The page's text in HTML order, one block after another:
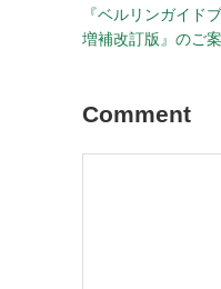
『ベルリンガイド
増補改訂版』のご
Comment